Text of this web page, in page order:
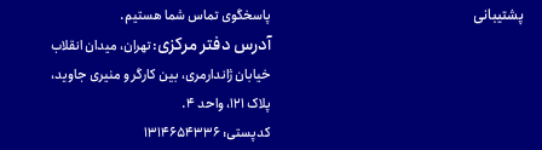
پشتیبانی
پاسخگوی تماس شما هستیم.
آدرس دفتر مرکزی:تهران، میدان انقلاب
خیابان ژاندارمری، بین کارگر و منیری جاوید،
پلاک 121، واحد ۴.
کدپستی: 131465433۶